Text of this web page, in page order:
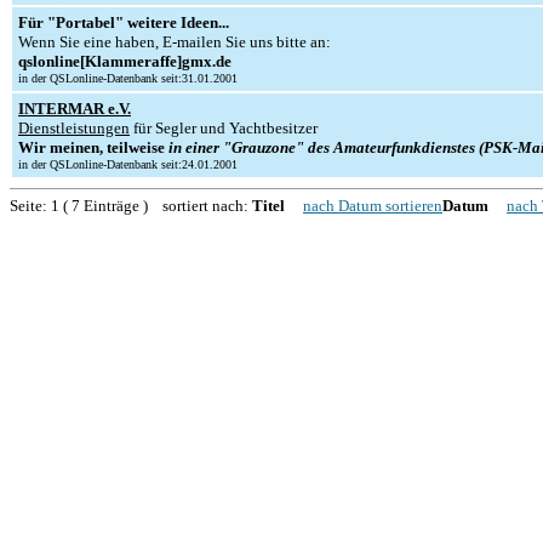
Für "Portabel" weitere Ideen...
Wenn Sie eine haben, E-mailen Sie uns bitte an:
qslonline[Klammeraffe]gmx.de
in der QSLonline-Datenbank seit:31.01.2001
INTERMAR e.V.
Dienstleistungen für Segler und Yachtbesitzer
Wir meinen, teilweise in einer "Grauzone" des Amateurfunkdienstes (PSK-
in der QSLonline-Datenbank seit:24.01.2001
Seite: 1 ( 7 Einträge ) sortiert nach: Titel nach Datum sortierenDatum nach